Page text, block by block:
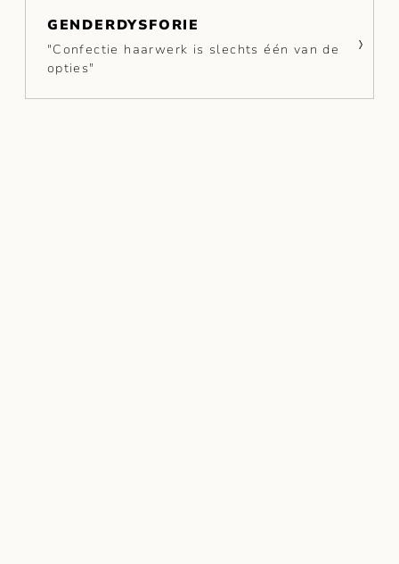
GENDERDYSFORIE
"Confectie haarwerk is slechts één van de
opties"